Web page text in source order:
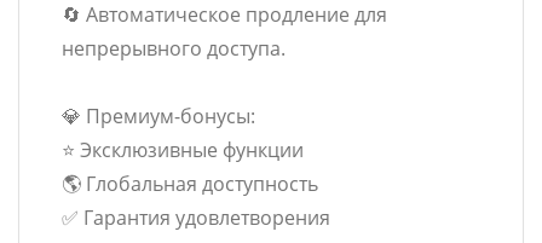
🔄 Автоматическое продление для
непрерывного доступа.
💎 Премиум-бонусы:
⭐ Эксклюзивные функции
🌎 Глобальная доступность
✅ Гарантия удовлетворения